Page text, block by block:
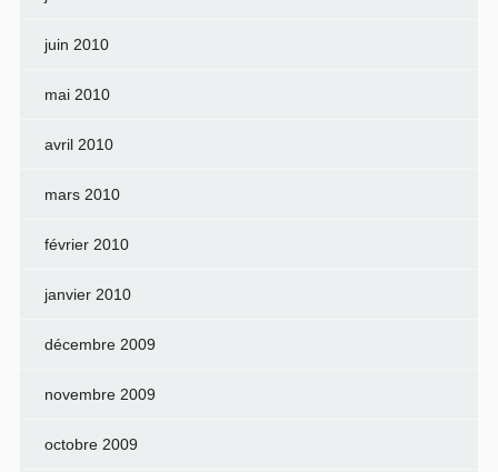
juin 2010
mai 2010
avril 2010
mars 2010
février 2010
janvier 2010
décembre 2009
novembre 2009
octobre 2009